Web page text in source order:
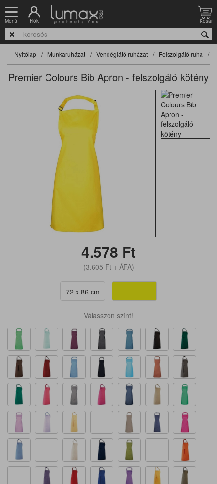
Menü Fiók Kosár
Nyitólap Munkaruházat Vendéglátó ruházat Felszolgáló ruha
Premier Colours Bib Apron - felszolgáló kötény
4.578 Ft
(3.605 Ft+ ÁFA)
72 x 86 cm
Válasszon színt!